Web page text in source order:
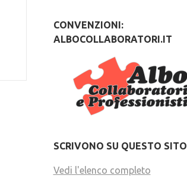
CONVENZIONI:
ALBOCOLLABORATORI.IT
SCRIVONO SU QUESTO SITO
Vedi l'elenco completo